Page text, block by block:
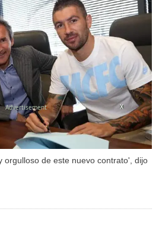
orgulloso de este nuevo contrato', dijo
X